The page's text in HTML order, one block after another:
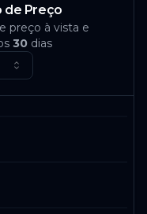
de Preço
preço à vista e
30dias